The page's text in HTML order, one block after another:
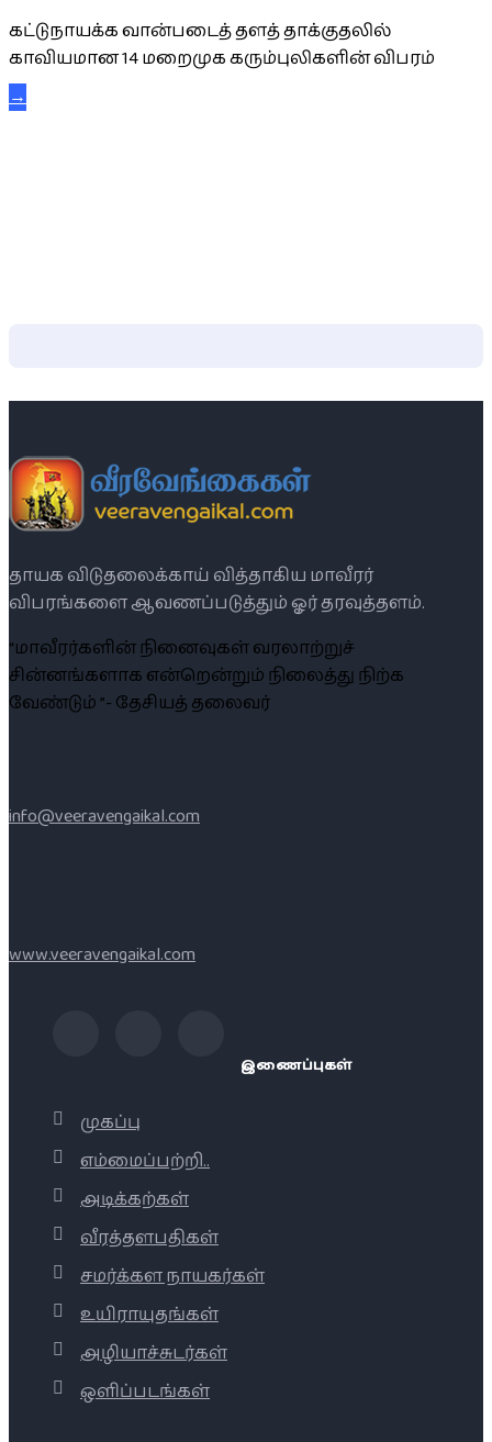
கட்டுநாயக்க வான்படைத் தளத் தாக்குதலில்
காவியமான 14 மறைமுக கரும்புலிகளின் விபரம்
→
தாயக விடுதலைக்காய் வித்தாகிய மாவீரர்
விபரங்களை ஆவணப்படுத்தும் ஓர் தரவுத்தளம்.
“மாவீரர்களின் நினைவுகள் வரலாற்றுச்
சின்னங்களாக என்றென்றும் நிலைத்து நிற்க
வேண்டும் ”- தேசியத் தலைவர்
info@veeravengaikal.com
www.veeravengaikal.com
இணைப்புகள்
முகப்பு
எம்மைப்பற்றி..
அடிக்கற்கள்
வீரத்தளபதிகள்
சமர்க்கள நாயகர்கள்
உயிராயுதங்கள்
அழியாச்சுடர்கள்
ஒளிப்படங்கள்